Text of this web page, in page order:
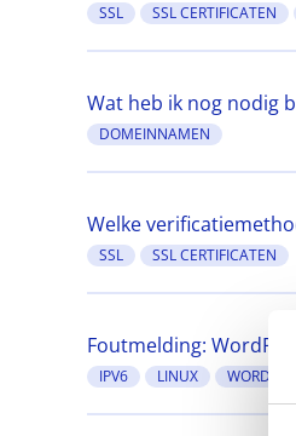
SSL SSL CERTIFICATEN
Wat heb ik nog nodig
DOMEINNAMEN
Welke
SSL SSL CERTIFICATEN
Foutmelding:
IPV6 LINUX